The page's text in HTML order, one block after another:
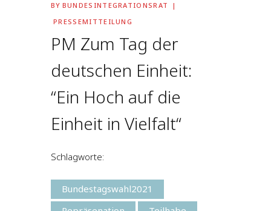
BY BUNDESINTEGRATIONSRAT
PRESSEMITTEILUNG
PM Zum Tag der
deutschen Einheit:
“Ein Hoch auf die
Einheit in Vielfalt“
Schlagworte:
Bundestagswahl2021